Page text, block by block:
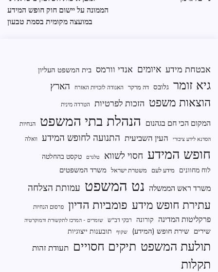
הממונה על יישום חוק חופש המידע
במועצה ‏מקומית בסמת טבעון
אבטחת מידע איומים אנדי וורמס בית המשפט העליון
גיא זומר גלובס דה מרקר האגודה לזכויות האזרח הארץ
הוצאות משפט הזכות לפרטיות הטרדה מינית
המקום הכי חם בגהנום הנהלת בתי המשפט הנחיות
הסדנא לידע ציבורי העין השביעית התנועה לחופש המידע וואלה
חופש המידע חסוי לשווא טלגרם
טקסט בהחלטה
לוח מחוונים
מידע לעם משטרת ישראל משרד המשפטים
משרד ראש הממשלה נט המשפט עמותת הצלחה
עתירת חופש מידע פומביות הדיון פרסום הנחיות
פרקליטות המדינה קורונה רבקי דב"ש שומרים - המרכז לתקשורת ודמוקרטיה
שירים שירת חופש (המידע) שקוף תובענות ייצוגיות
תולעת המשפט תיקים חסויים תעודת זהות
תקלות